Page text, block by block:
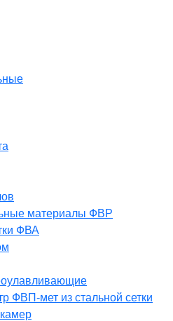
материалы ФВР
ФВА
мет из стальной сетки